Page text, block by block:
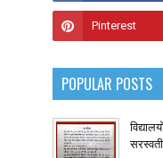
POPULAR POSTS